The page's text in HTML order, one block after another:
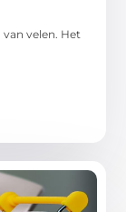
velen. Het